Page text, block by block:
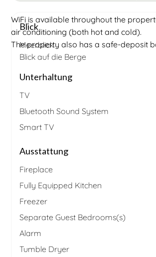
WiFi is available throughout the
air conditioning (both hot and cold).
The property also has a safe-deposit
Blick
Meerblick
Blick auf die Berge
Unterhaltung
TV
Bluetooth Sound System
Smart TV
Ausstattung
Fireplace
Fully Equipped Kitchen
Freezer
Separate Guest Bedrooms(s)
Alarm
Tumble Dryer